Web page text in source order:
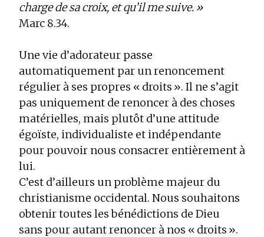
charge de sa croix, et qu’il me suive. »
Marc 8.34.
Une vie d’adorateur passe
automatiquement par un renoncement
régulier à ses propres « droits ». Il ne s’agit
pas uniquement de renoncer à des choses
matérielles, mais plutôt d’une attitude
égoïste, individualiste et indépendante
pour pouvoir nous consacrer entièrement à
lui.
C’est d’ailleurs un problème majeur du
christianisme occidental. Nous souhaitons
obtenir toutes les bénédictions de Dieu
sans pour autant renoncer à nos « droits ».